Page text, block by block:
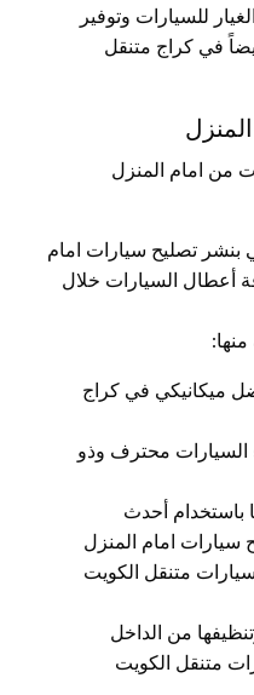
للسيارات وتوفير
في كراج متنقل
من امام المنزل
بنشر تصليح سيارات امام
أعطال السيارات خلال
ميكانيكي في كراج
السيارات محترف وذو
باستخدام أحدث
سيارات امام المنزل
متنقل الكويت
من الداخل
متنقل الكويت